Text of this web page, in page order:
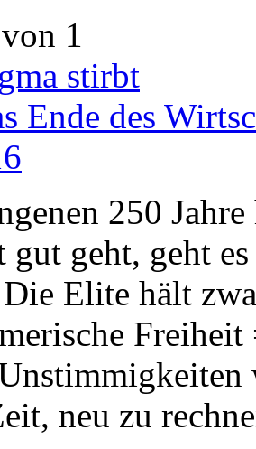
1
stirbt
Ende des
250
geht, geht
Elite hält
neu zu